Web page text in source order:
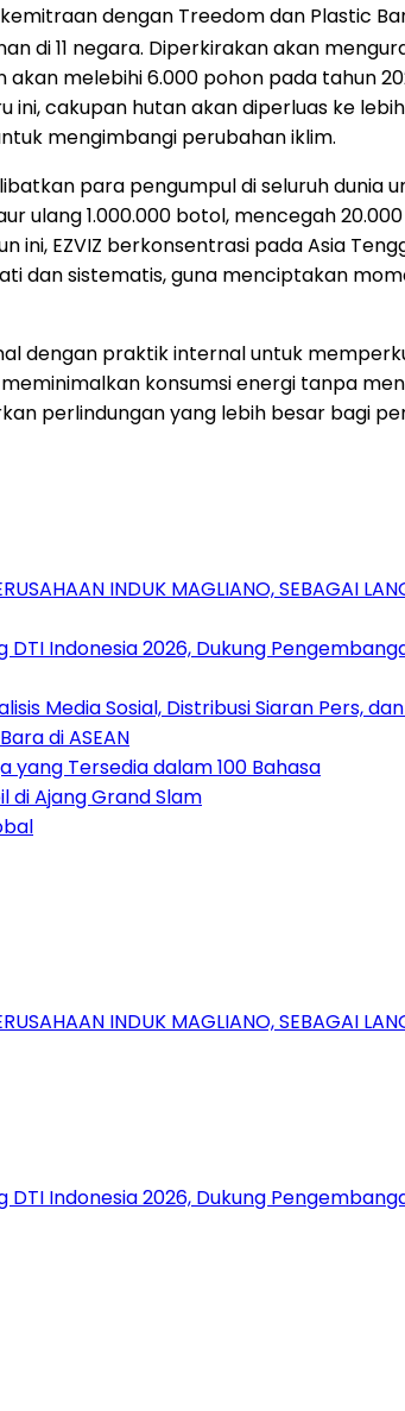
dengan Treedom dan Plastic
di 11 negara. Diperkirakan akan
melebihi 6.000 pohon pada tahun
cakupan hutan akan diperluas ke
mengimbangi perubahan iklim.
para pengumpul di seluruh
ulang 1.000.000 botol, mencegah
EZVIZ berkonsentrasi pada Asia
dan sistematis, guna menciptakan
dengan praktik internal untuk
konsumsi energi tanpa
perlindungan yang lebih besar bagi
INDUK MAGLIANO, SEBAGAI
Indonesia 2026, Dukung
Media Sosial, Distribusi Siaran Pers, dan
di ASEAN
yang Tersedia dalam 100 Bahasa
di Ajang Grand Slam
INDUK MAGLIANO, SEBAGAI
Indonesia 2026, Dukung